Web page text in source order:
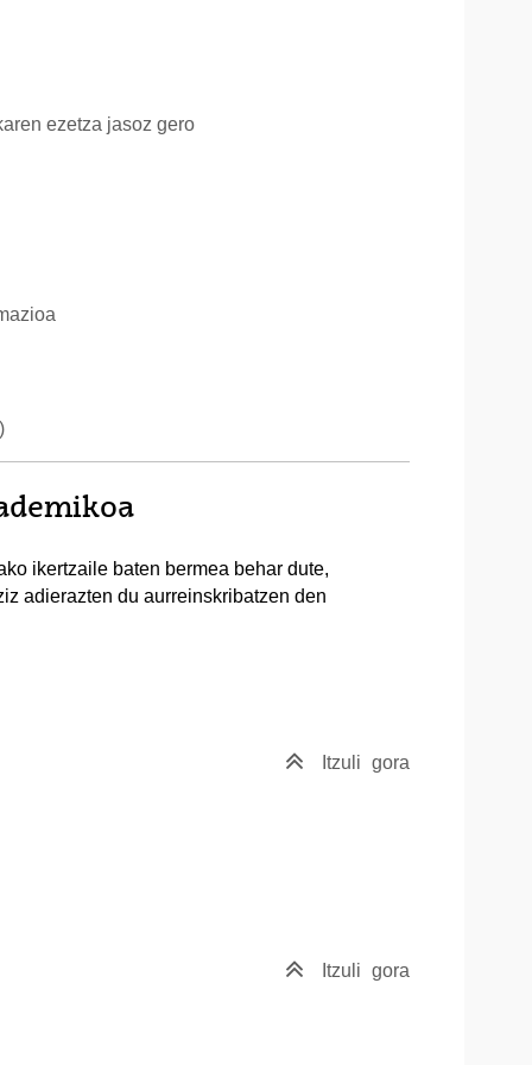
ezetza jasoz gero
ikertzaile baten bermea behar dute,
adierazten du aurreinskribatzen den
Itzuli gora
Itzuli gora